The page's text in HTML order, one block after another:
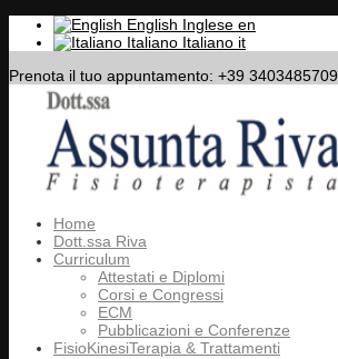
English Inglese en
Italiano Italiano it
Prenota il tuo appuntamento: +39 3403485709
Home
Dott.ssa Riva
Curriculum
Attestati e Diplomi
Corsi e Congressi
ECM
Pubblicazioni e Conferenze
FisioKinesiTerapia & Trattamenti